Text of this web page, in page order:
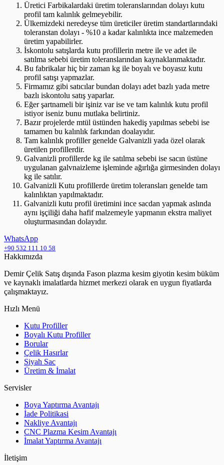
Üretici Farbikalardaki üretim toleranslarından dolayı kutu
profil tam kalınlık gelmeyebilir.
Ülkemizdeki neredeyse tüm üreticiler üretim standartlarındaki
toleranstan dolayı - %10 a kadar kalınlıkta ince malzemeden
üretim yapabilirler.
İskontolu satışlarda kutu profillerin metre ile ve adet ile
satılma sebebi üretim toleranslarından kaynaklanmaktadır.
Bu fabrikalar hiç bir zaman kg ile boyalı ve boyasız kutu
profil satışı yapmazlar.
Firmamız gibi satıcılar bundan dolayı adet bazlı yada metre
bazlı iskontolu satış yaparlar.
Eğer şartnameli bir işiniz var ise ve tam kalınlık kutu profil
istiyor iseniz bunu mutlaka belirtiniz.
Bazır projelerde mtül üstünden hakediş yapılmas sebebi ise
tamamen bu kalınlık farkından doalayıdır.
Tam kalınlık profiller genelde Galvanizli yada özel olarak
üretilen profillerdir.
Galvanizli profillerde kg ile satılma sebebi ise sacın üstüne
uygulanan galvnaizleme işleminde ağırlığa girmesinden dolayı
kg ile satılır.
Galvanizli Kutu profillerde üretim toleransları genelde tam
kalınlıktan yapılmaktadır.
Galvanizli kutu profil üretimini ince sacdan yapmak aslında
aynı işçiliği daha hafif malzemeyle yapmanın ekstra maliyet
oluşturmasından dolayıdır.
WhatsApp
+90 532 111 10 58
Hakkımızda
Demir Çelik Satış dışında Fason plazma kesim giyotin kesim büküm
ve kaynaklı imalatlarda hizmet merkezi olarak en uygun fiyatlarda
çalışmaktayız.
Hızlı Menü
Kutu Profiller
Boyalı Kutu Profiller
Borular
Çelik Hasırlar
Siyah Sac
Üretim & İmalat
Servisler
Boya Yaptırma Avantajı
İade Politikasi
Nakliye Avantajı
CNC Plazma Kesim Avantajı
İmalat Yaptırma Avantajı
İletişim